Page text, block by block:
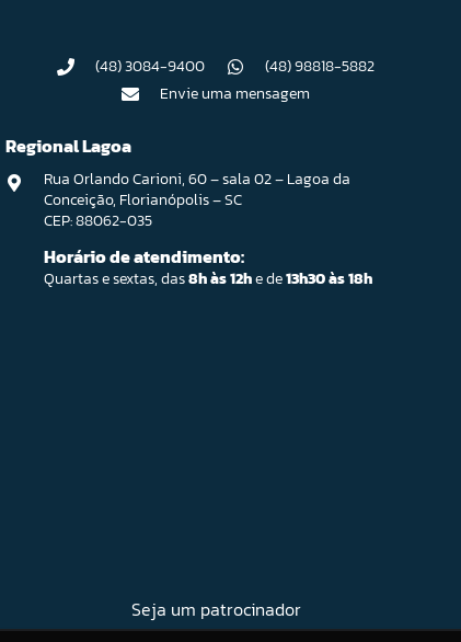
(48) 3084-9400
(48) 98818-5882
Envie uma mensagem
Regional Lagoa
Rua Orlando Carioni, 60 – sala 02 – Lagoa da
Conceição, Florianópolis – SC
CEP: 88062-035
Horário de atendimento:
Quartas e sextas, das8h às 12he de13h30 às 18h
Seja um patrocinador